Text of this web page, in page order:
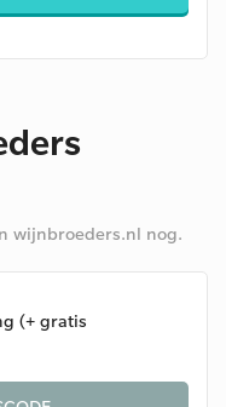
wijnbroeders.nl nog.
(+ gratis